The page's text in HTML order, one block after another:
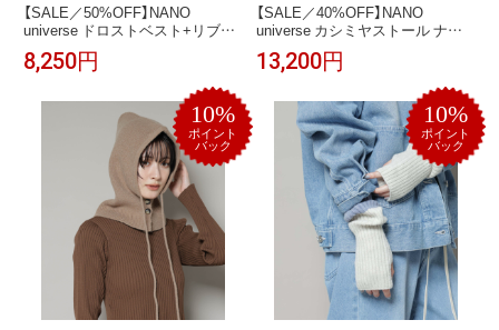
【SALE／50%OFF】NANO
universe ドロストベスト+リブニ
ットワンピースセット ナノユニ
バース ワンピース・ドレス ワン
ピース ブラック ブラウン【送料無
料】
8,250円
【SALE／40%OFF】NANO
universe カシミヤストール ナノ
ユニバース ファッション雑貨 マ
フラー・ストール・ネックウォー
マー ブラウン ホワイト グレー
【送料無料】
13,200円
10%
ポイント
バック
10%
ポイント
バック